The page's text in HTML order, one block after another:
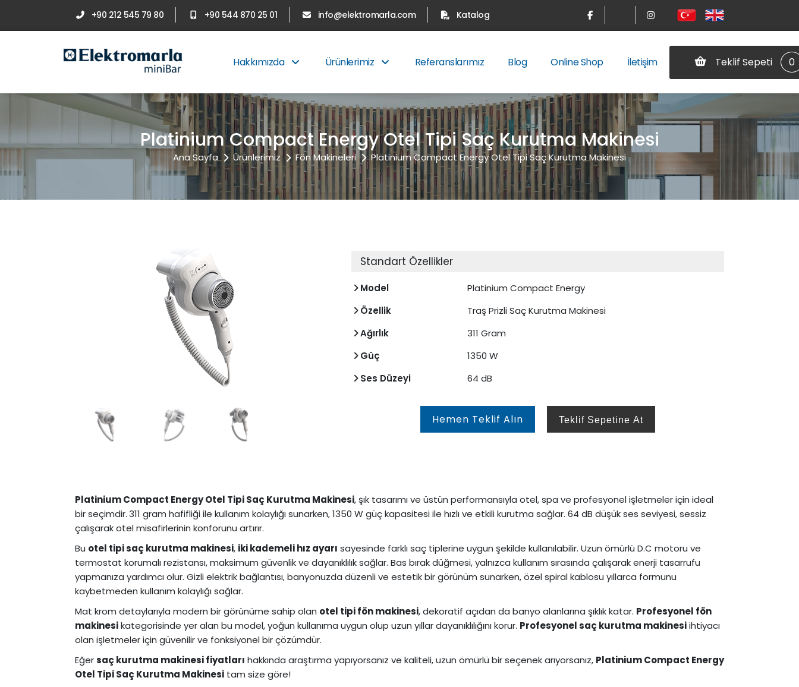
+90 212 545 79 80 +90 544 870 25 01 info@elektromarla.com Katalog
Hakkımızda Ürünlerimiz Referanslarımız Blog Online Shop İletişim Teklif Sepeti 0
Platinium Compact Energy Otel Tipi Saç Kurutma Makinesi
Ana Sayfa Ürünlerimiz Fön Makineleri Platinium Compact Energy Otel Tipi Saç Kurutma Makinesi
Standart Özellikler
Model
Platinium Compact Energy
Özellik
Traş Prizli Saç Kurutma Makinesi
Ağırlık
311 Gram
Güç
1350 W
Ses Düzeyi
64 dB
Hemen Teklif Alın Teklif Sepetine At
Platinium Compact Energy Otel Tipi Saç Kurutma Makinesi, şık tasarımı ve üstün performansıyla otel, spa ve profesyonel işletmeler için ideal
bir seçimdir.311 gram hafifliği ile kullanım kolaylığı sunarken, 1350 W güç kapasitesi ile hızlı ve etkili kurutma sağlar. 64 dB düşük ses seviyesi, sessiz
çalışarak otel misafirlerinin konforunu artırır.
Bu otel tipi saç kurutma makinesi, iki kademeli hız ayarı sayesinde farklı saç tiplerine uygun şekilde kullanılabilir. Uzun ömürlü D.C motoru ve
termostat korumalı rezistansı, maksimum güvenlik ve dayanıklılık sağlar. Bas bırak düğmesi, yalnızca kullanım sırasında çalışarak enerji tasarrufu
yapmanıza yardımcı olur. Gizli elektrik bağlantısı, banyonuzda düzenli ve estetik bir görünüm sunarken, özel spiral kablosu yıllarca formunu
kaybetmeden kullanım kolaylığı sağlar.
Mat krom detaylarıyla modern bir görünüme sahip olan otel tipi fön makinesi, dekoratif açıdan da banyo alanlarına şıklık katar. Profesyonel fön
makinesikategorisinde yer alan bu model, yoğun kullanıma uygun olup uzun yıllar dayanıklılığını korur. Profesyonel saç kurutma makinesiihtiyacı
olan işletmeler için güvenilir ve fonksiyonel bir çözümdür.
Eğersaç kurutma makinesi fiyatları hakkında araştırma yapıyorsanız ve kaliteli, uzun ömürlü bir seçenek arıyorsanız, Platinium Compact Energy
Otel Tipi Saç Kurutma Makinesi tam size göre!